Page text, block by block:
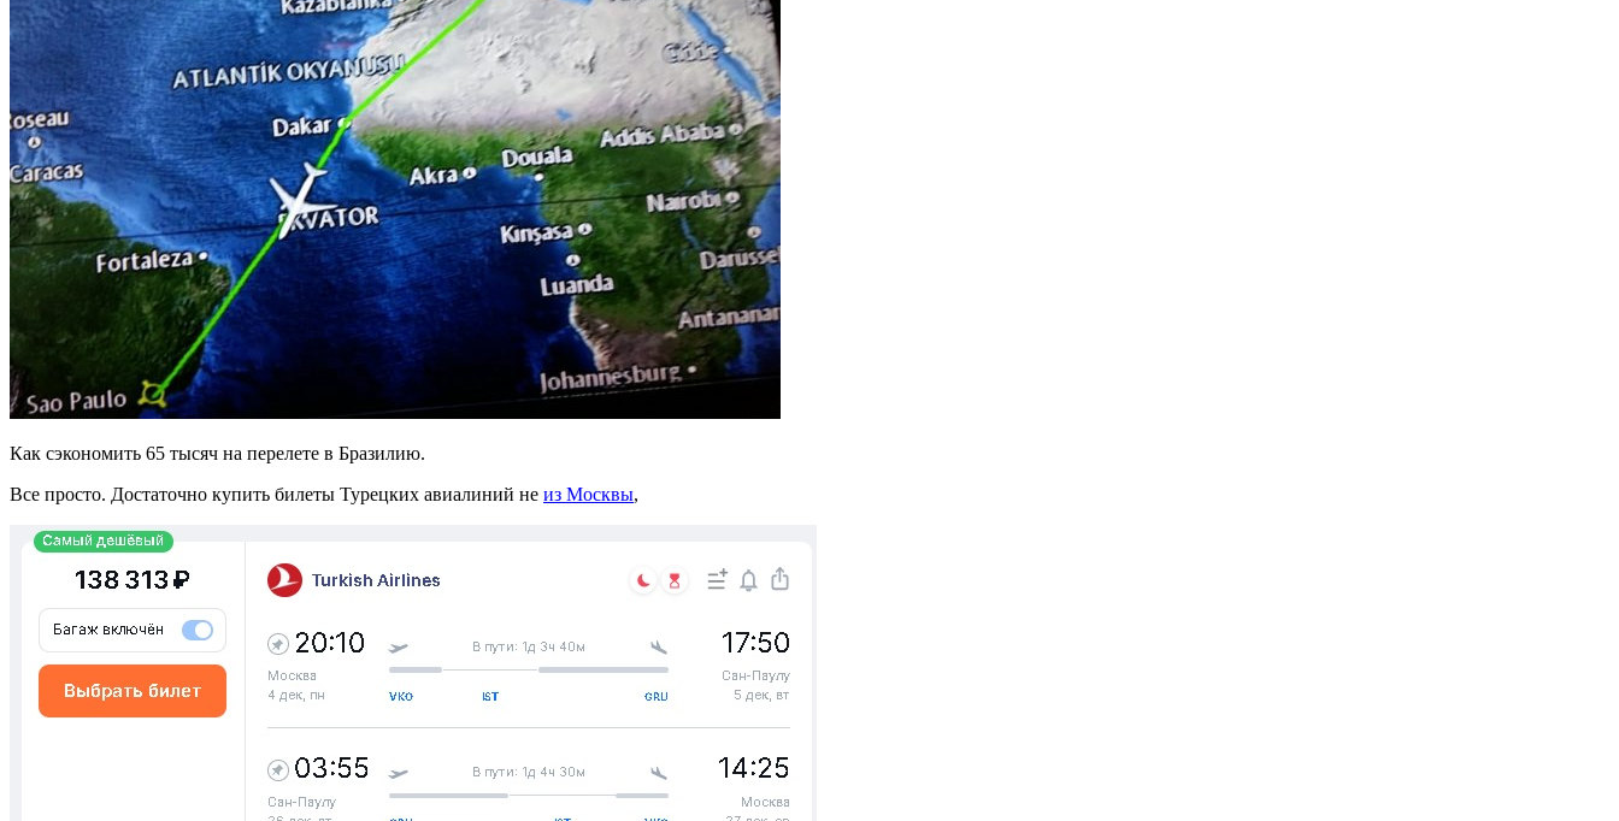
Как сэкономить 65 тысяч на перелете в Бразилию.
Все просто. Достаточно купить билеты Турецких авиалиний не из Москвы,